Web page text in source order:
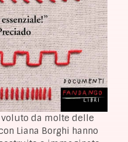
da molte delle
Liana Borghi hanno